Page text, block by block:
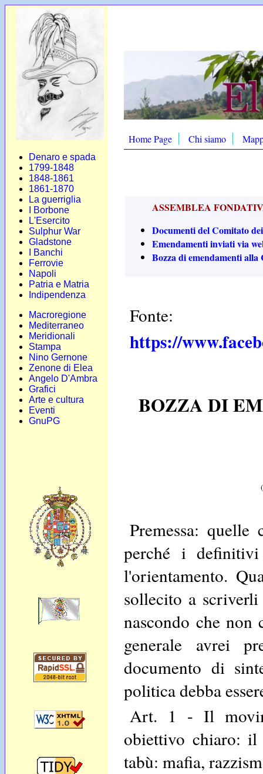
Denaro e spada
1799-1848
1848-1861
1861-1870
La guerriglia
I Borbone
L'Esercito
Sulphur War
Gladstone
I Banchi
Ferrovie
Napoli
Patria e Matria
Indipendenza
Macroregione
Mediterraneo
Meridionali
Stampa
Nino Gernone
Zenone di Elea
Angelo D'Ambra
Grafici
Arte e cultura
Eventi
GnuPG
Home Page Chi siamo
ASSEMBLEA
Documenti del Comitato
Emendamenti inviati via
Bozza di emendamenti
Fonte:
https://
BOZZA DI
Premessa:
perché i
l'orientamento.
sollecito a
nascondo che
generale avrei
documento di
politica debba
Art. 1 - Il
obiettivo chiaro:
tabù: mafia,